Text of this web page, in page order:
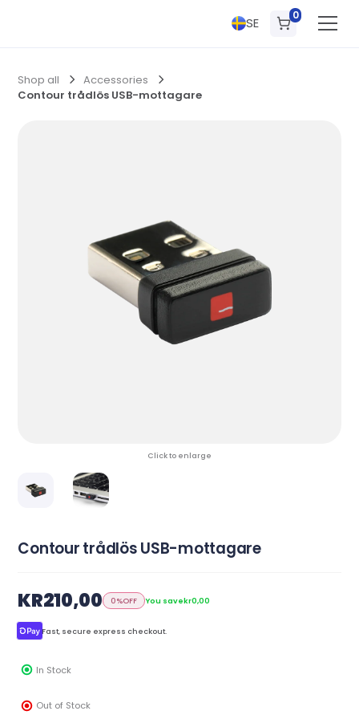
SE 0
Shop all
Accessories
Contour trådlös USB-mottagare
Click to enlarge
Contour trådlös USB-mottagare
KR210,00 0%OFF You savekr0,00
Fast, secure express checkout.
In Stock
Out of Stock